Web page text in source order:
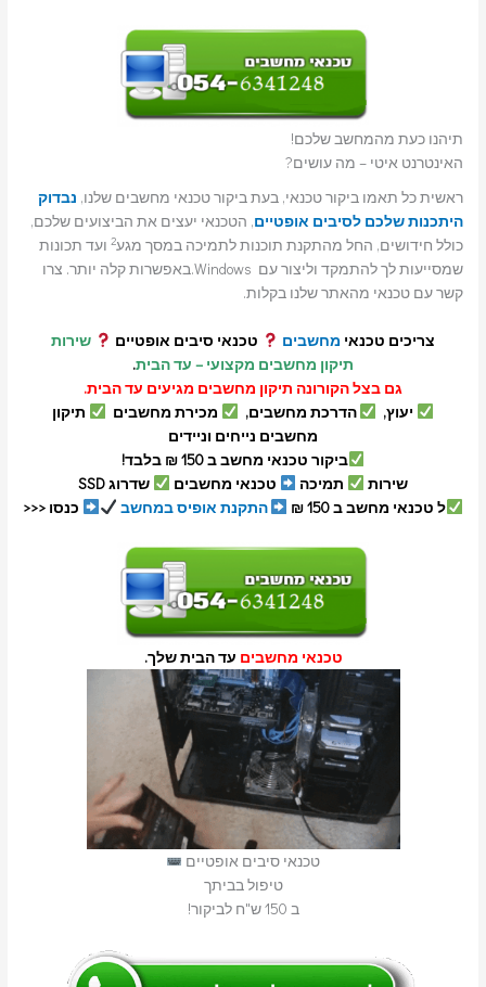
תיהנו כעת מהמחשב שלכם!
האינטרנט איטי – מה עושים?
ראשית כל תאמו ביקור טכנאי, בעת ביקור טכנאי מחשבים שלנו, נבדוק
היתכנות שלכם לסיבים אופטיים, הטכנאי יעצים את הביצועים שלכם,
כולל חידושים, החל מהתקנת תוכנות לתמיכה במסך מגע2 ועד תכונות
שמסייעות לך להתמקד וליצור עם Windows.באפשרות קלה יותר. צרו
קשר עם טכנאי מהאתר שלנו בקלות.
צריכים טכנאי מחשבים טכנאי סיבים אופטיים
שירות
תיקון מחשבים מקצועי – עד הבית.
גם בצל הקורונה תיקון מחשבים מגיעים עד הבית.
יעוץ,
הדרכת מחשבים, מכירת מחשבים
תיקון
מחשבים נייחים וניידים
ביקור טכנאי מחשב ב 150 ₪ בלבד!
שירות
תמיכה טכנאי מחשבים
שדרוג SSD
ל טכנאי מחשב ב 150 ₪
התקנת אופיס במחשב כנסו <<<
טכנאי מחשבים עד הבית שלך.
טכנאי סיבים אופטיים
טיפול בביתך
ב 150 ש"ח לביקור!